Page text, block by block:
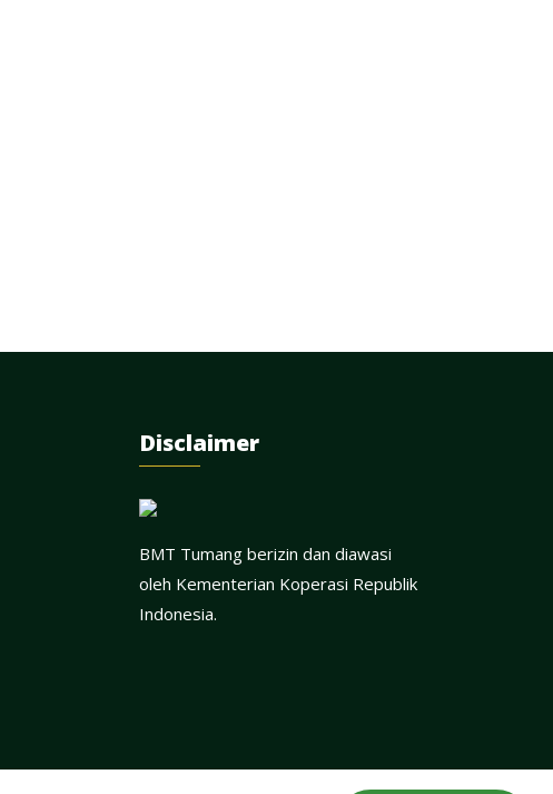
Disclaimer
BMT Tumang berizin dan diawasi
oleh Kementerian Koperasi Republik
Indonesia.